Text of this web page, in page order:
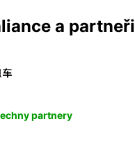
a partneři
partnery